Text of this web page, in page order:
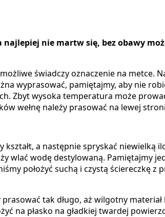
nie martw się, bez obawy
świadczy oznaczenie na metce.
wyprasować, pamiętajmy, aby nie
Zbyt wysoka temperatura może
wełnę należy prasować na lewej
a następnie spryskać niewielką
wodę destylowaną. Pamiętajmy
położyć suchą i czystą ściereczkę z
tak długo, aż wilgotny
na płasko na gładkiej twardej